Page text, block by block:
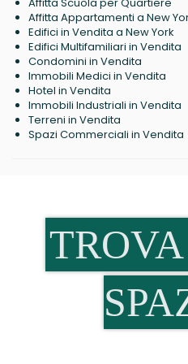
Affitta Appartamenti a New
Edifici in Vendita a New York
Edifici Multifamiliari in Vendita
Condomini in Vendita
Immobili Medici in Vendita
Hotel in Vendita
Immobili Industriali in Vendita
Terreni in Vendita
Spazi Commerciali in Vendita